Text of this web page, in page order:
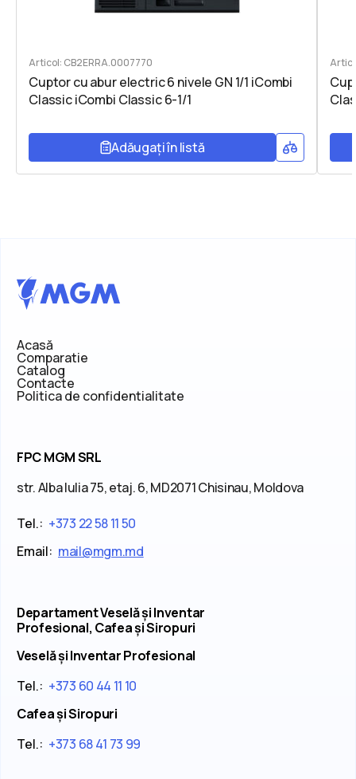
Articol: CB2ERRA.0007770
Cuptor cu abur electric 6 nivele GN 1/1 iCombi
Classic iCombi Classic 6-1/1
Adăugați în listă
Acasă
Comparatie
Catalog
Contacte
Politica de confidentialitate
FPC MGM SRL
str. Alba Iulia 75, etaj. 6, MD2071 Chisinau, Moldova
Tel.: +373 22 58 11 50
Email: mail@mgm.md
Departament Veselă și Inventar
Profesional, Cafea și Siropuri
Veselă și Inventar Profesional
Tel.: +373 60 44 11 10
Cafea și Siropuri
Tel.: +373 68 41 73 99